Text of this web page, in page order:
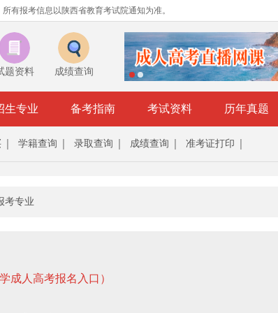
有报考信息以陕西省教育考试院通知为准。
题资料 成绩查询
生专业 备考指南 考试资料 历年真题
学籍查询 录取查询 成绩查询 准考证打印
考专业
成人高考报名入口）